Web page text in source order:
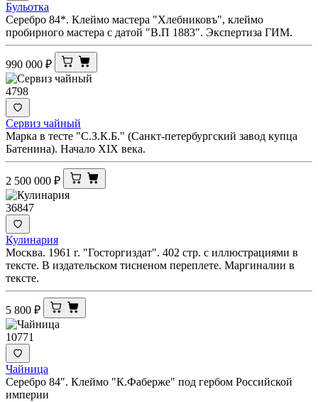
Бульотка
Серебро 84*. Клеймо мастера "Хлебниковъ", клеймо
пробирного мастера с датой "В.П 1883". Экспертиза ГИМ.
990 000 ₽
4798
Сервиз чайный
Марка в тесте "С.З.К.Б." (Санкт-петербургский завод купца
Батенина). Начало XIX века.
2 500 000 ₽
36847
Кулинария
Москва. 1961 г. "Госторгиздат". 402 стр. с иллюстрациями в
тексте. В издательском тисненом переплете. Маргиналии в
тексте.
5 800 ₽
10771
Чайница
Серебро 84". Клеймо "К.Фаберже" под гербом Российской
империи